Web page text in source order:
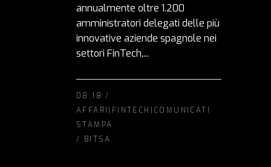
annualmente oltre 1.200
amministratori delegati delle più
innovative aziende spagnole nei
settori FinTech,...
08:18 /
AFFARI|FINTECH|COMUNICATI
STAMPA
/
BITSA